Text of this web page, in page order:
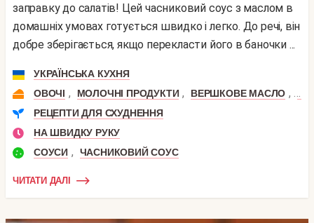
заправку до салатів! Цей часниковий соус з маслом в
домашніх умовах готується швидко і легко. До речі, він
добре зберігається, якщо перекласти його в баночки ...
УКРАЇНСЬКА КУХНЯ
ОВОЧІ , МОЛОЧНІ ПРОДУКТИ , ВЕРШКОВЕ МАСЛО ,
РЕЦЕПТИ ДЛЯ СХУДНЕННЯ
НА ШВИДКУ РУКУ
СОУСИ , ЧАСНИКОВИЙ СОУС
ЧИТАТИ ДАЛІ